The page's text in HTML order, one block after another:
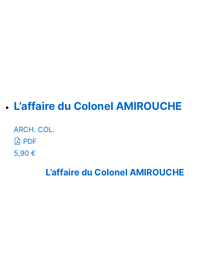
L’affaire du Colonel AMIROUCHE
ARCH. COL.
PDF
5,90 €
L’affaire du Colonel AMIROUCHE